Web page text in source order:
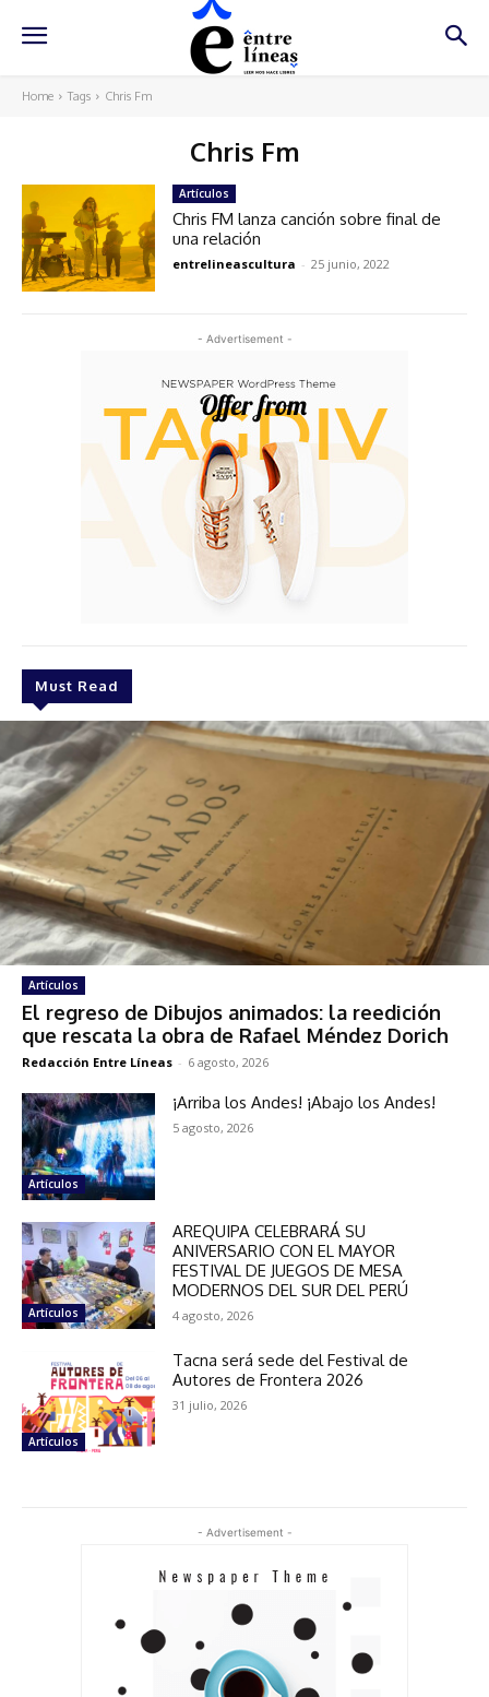
Home Tags Chris Fm
Chris Fm
- Advertisement -
Must Read
Artículos
El regreso de Dibujos animados: la reedición
que rescata la obra de Rafael Méndez Dorich
Redacción Entre Líneas - 6 agosto, 2026
Artículos
¡Arriba los Andes! ¡Abajo los Andes!
5 agosto, 2026
Artículos
AREQUIPA CELEBRARÁ SU
ANIVERSARIO CON EL MAYOR
FESTIVAL DE JUEGOS DE MESA
MODERNOS DEL SUR DEL PERÚ
4 agosto, 2026
Artículos
Tacna será sede del Festival de
Autores de Frontera 2026
31 julio, 2026
Artículos
Chris FM lanza canción sobre final de
una relación
entrelineascultura - 25 junio, 2022
- Advertisement -